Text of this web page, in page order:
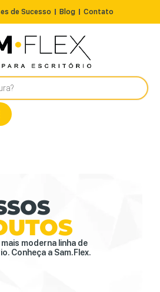
de Sucesso Blog Contato
moderna linha de
Conheça a Sam.Flex.